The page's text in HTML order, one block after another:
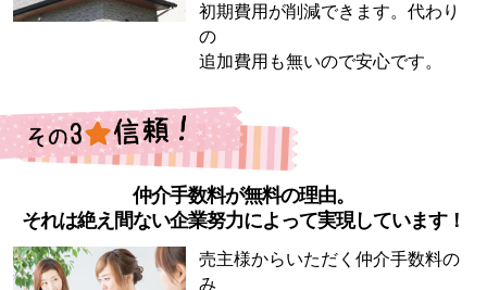
初期費用が削減できます。代わり
の
追加費用も無いので安心です。
仲介手数料が無料の理由。
それは絶え間ない企業努力によって実現しています！
売主様からいただく仲介手数料の
み